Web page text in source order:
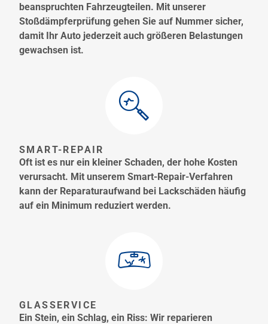
beanspruchten Fahrzeugteilen. Mit unserer
Stoßdämpferprüfung gehen Sie auf Nummer sicher,
damit Ihr Auto jederzeit auch größeren Belastungen
gewachsen ist.
SMART-REPAIR
Oft ist es nur ein kleiner Schaden, der hohe Kosten
verursacht. Mit unserem Smart-Repair-Verfahren
kann der Reparaturaufwand bei Lackschäden häufig
auf ein Minimum reduziert werden.
GLASSERVICE
Ein Stein, ein Schlag, ein Riss: Wir reparieren